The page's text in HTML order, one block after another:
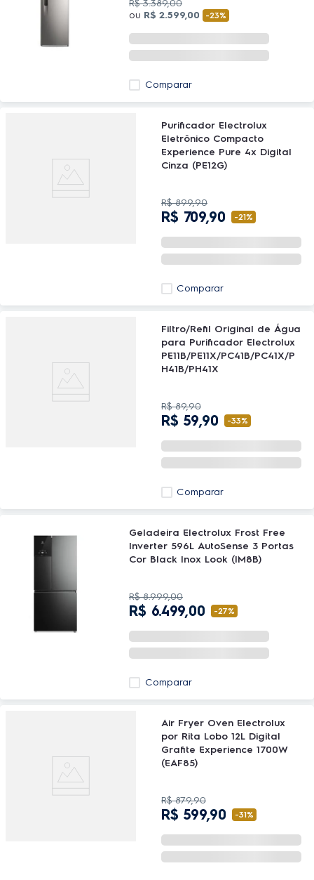
R$ 3.389,00
ou R$ 2.599,00 -23%
Comparar
Purificador Electrolux
Eletrônico Compacto
Experience Pure 4x Digital
Cinza (PE12G)
R$ 899,90
R$ 709,90 -21%
Comparar
Filtro/Refil Original de Água
para Purificador Electrolux
PE11B/PE11X/PC41B/PC41X/P
H41B/PH41X
R$ 89,90
R$ 59,90 -33%
Comparar
Geladeira Electrolux Frost Free
Inverter 596L AutoSense 3 Portas
Cor Black Inox Look (IM8B)
R$ 8.999,00
R$ 6.499,00 -27%
Comparar
Air Fryer Oven Electrolux
por Rita Lobo 12L Digital
Grafite Experience 1700W
(EAF85)
R$ 879,90
R$ 599,90 -31%